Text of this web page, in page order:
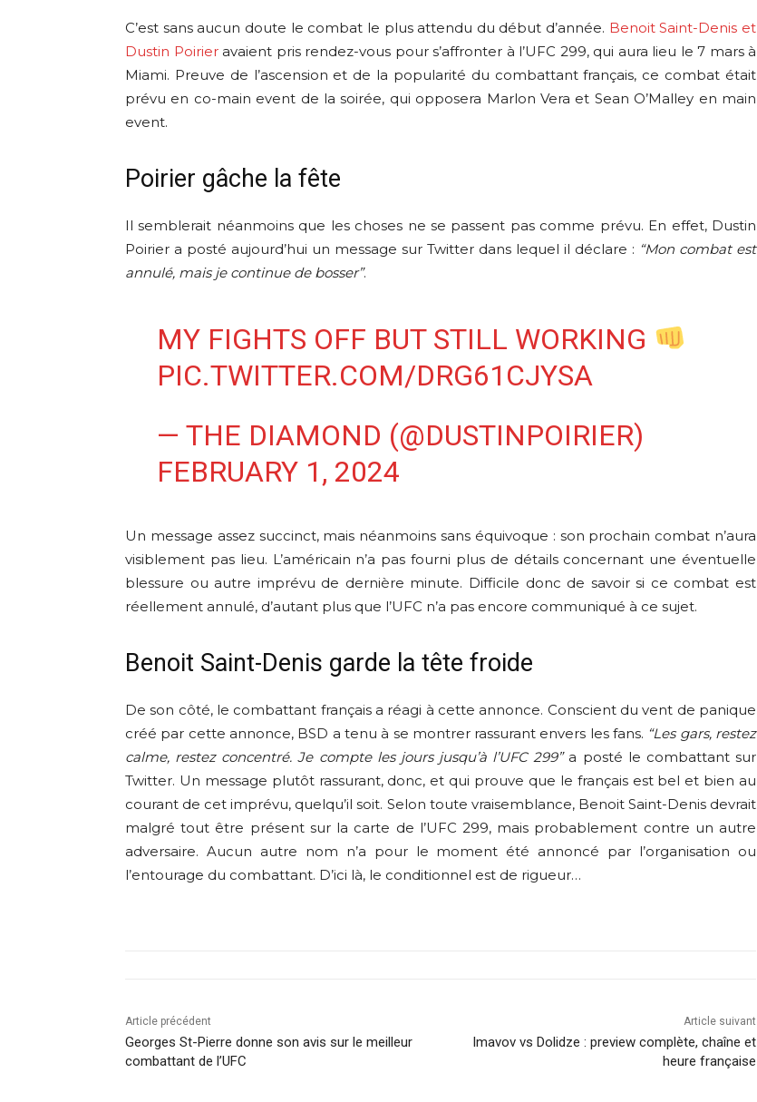
C’est sans aucun doute le combat le plus attendu du début d’année. Benoit Saint-Denis et
Dustin Poirieravaient pris rendez-vous pour s’affronter à l’UFC 299, qui aura lieu le 7 mars à
Miami. Preuve de l’ascension et de la popularité du combattant français, ce combat était
prévu en co-main event de la soirée, qui opposera Marlon Vera et Sean O’Malley en main
event.
Poirier gâche la fête
Il semblerait néanmoins que les choses ne se passent pas comme prévu. En effet, Dustin
Poirier a posté aujourd’hui un message sur Twitter dans lequel il déclare : “Mon combat est
annulé, mais je continue de bosser”.
MY FIGHTS OFF BUT STILL WORKING
PIC.TWITTER.COM/DRG61CJYSA
— THE DIAMOND (@DUSTINPOIRIER)
FEBRUARY 1, 2024
Un message assez succinct, mais néanmoins sans équivoque : son prochain combat n’aura
visiblement pas lieu. L’américain n’a pas fourni plus de détails concernant une éventuelle
blessure ou autre imprévu de dernière minute. Difficile donc de savoir si ce combat est
réellement annulé, d’autant plus que l’UFC n’a pas encore communiqué à ce sujet.
Benoit Saint-Denis garde la tête froide
De son côté, le combattant français a réagi à cette annonce. Conscient du vent de panique
créé par cette annonce, BSD a tenu à se montrer rassurant envers les fans. “Les gars, restez
calme, restez concentré. Je compte les jours jusqu’à l’UFC 299”a posté le combattant sur
Twitter. Un message plutôt rassurant, donc, et qui prouve que le français est bel et bien au
courant de cet imprévu, quelqu’il soit. Selon toute vraisemblance, Benoit Saint-Denis devrait
malgré tout être présent sur la carte de l’UFC 299, mais probablement contre un autre
adversaire. Aucun autre nom n’a pour le moment été annoncé par l’organisation ou
l’entourage du combattant. D’ici là, le conditionnel est de rigueur…
Article précédent
Georges St-Pierre donne son avis sur le meilleur
combattant de l’UFC
Article suivant
Imavov vs Dolidze : preview complète, chaîne et
heure française